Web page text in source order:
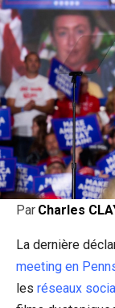
Par Charles
La dernière
meeting en
les réseaux